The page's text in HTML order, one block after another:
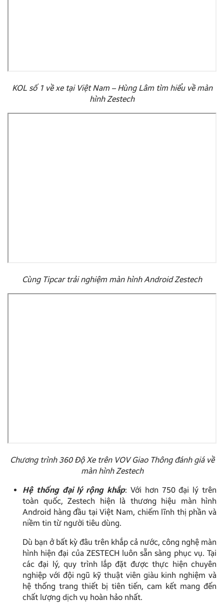
KOL số 1 về xe tại Việt Nam – Hùng Lâm tìm hiểu về màn
hình Zestech
Cùng Tipcar trải nghiệm màn hình Android Zestech
Chương trình 360 Độ Xe trên VOV Giao Thông đánh giá về
màn hình Zestech
Hệ thống đại lý rộng khắp: Với hơn 750 đại lý trên
toàn quốc, Zestech hiện là thương hiệu màn hình
Android hàng đầu tại Việt Nam, chiếm lĩnh thị phần và
niềm tin từ người tiêu dùng.
Dù bạn ở bất kỳ đâu trên khắp cả nước, công nghệ màn
hình hiện đại của ZESTECH luôn sẵn sàng phục vụ. Tại
các đại lý, quy trình lắp đặt được thực hiện chuyên
nghiệp với đội ngũ kỹ thuật viên giàu kinh nghiệm và
hệ thống trang thiết bị tiên tiến, cam kết mang đến
chất lượng dịch vụ hoàn hảo nhất.